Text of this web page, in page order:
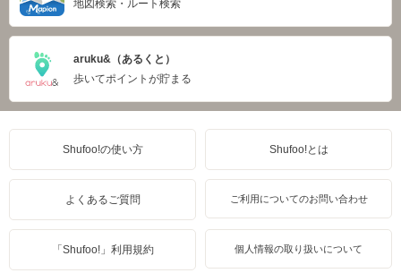
地図検索・ルート検索
aruku&（あるくと）
歩いてポイントが貯まる
Shufoo!の使い方 Shufoo!とは
よくあるご質問 ご利用についてのお問い合わせ
「Shufoo!」利用規約 個人情報の取り扱いについて